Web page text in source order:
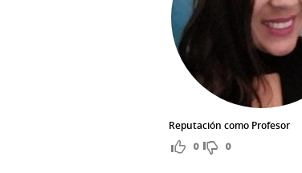
Reputación como Profesor
0 0